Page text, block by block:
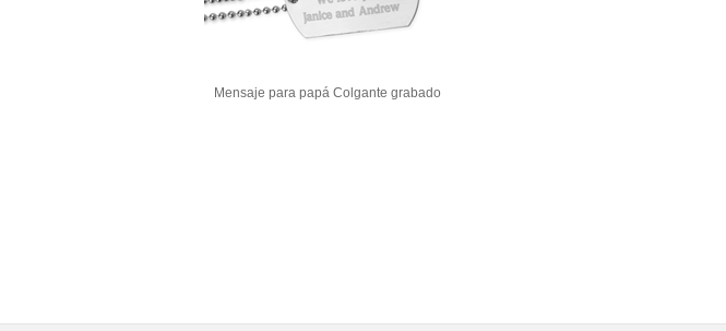
Mensaje para papá Colgante grabado